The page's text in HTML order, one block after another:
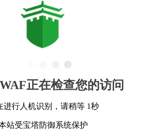
正在检查您的访问
进行人机识别，请稍等 1秒
站受宝塔防御系统保护